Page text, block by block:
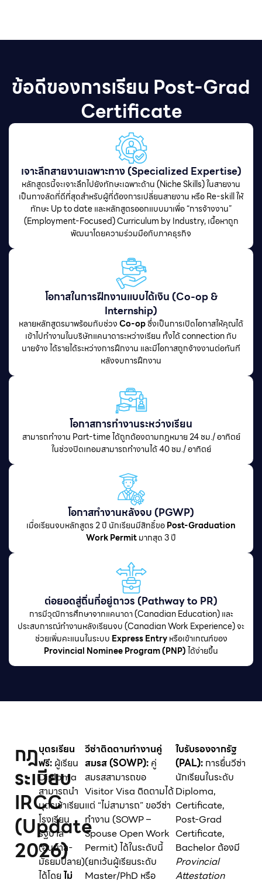
ข้อดีของการเรียน Post-Grad
Certificate
เจาะลึกสายงานเฉพาะทาง (Specialized Expertise)
หลักสูตรนี้จะเจาะลึกไปยังทักษะเฉพาะด้าน (Niche Skills) ในสายงาน
เป็นทางลัดที่ดีที่สุดสำหรับผู้ที่ต้องการเปลี่ยนสายงาน หรือ Re-skill ให้
ทักษะ Up to date และหลักสูตรออกแบบมาเพื่อ “การจ้างงาน”
(Employment-Focused) Curriculum by Industry, เนื้อหาถูก
พัฒนาโดยความร่วมมือกับภาคธุรกิจ
โอกาสในการฝึกงานแบบได้เงิน (Co-op &
Internship)
หลายหลักสูตรมาพร้อมกับช่วงCo-opซึ่งเป็นการเปิดโอกาสให้คุณได้
เข้าไปทำงานในบริษัทแคนาดาระหว่างเรียน ทั้งได้ connection กับ
นายจ้าง ได้รายได้ระหว่างการฝึกงาน และมีโอกาสถูกจ้างงานต่อทันที
หลังจบการฝึกงาน
โอกาสการทำงานระหว่างเรียน
สามารถทำงาน Part-time ได้ถูกต้องตามกฎหมาย 24 ชม./ อาทิตย์
ในช่วงปิดเทอมสามารถทำงานได้ 40 ชม./ อาทิตย์
โอกาสทำงานหลังจบ (PGWP)
เมื่อเรียนจบหลักสูตร 2 ปี นักเรียนมีสิทธิ์ขอPost-Graduation
Work Permitมากสุด 3 ปี
ต่อยอดสู่ถิ่นที่อยู่ถาวร (Pathway to PR)
การมีวุฒิการศึกษาจากแคนาดา (Canadian Education) และ
ประสบการณ์ทำงานหลังเรียนจบ (Canadian Work Experience) จะ
ช่วยเพิ่มคะแนนในระบบ Express Entryหรือเข้าเกณฑ์ของ
Provincial Nominee Program (PNP)ได้ง่ายขึ้น
กฎ
ระเบียบ
IRCC
(Update
2026)
บุตรเรียน
ฟรี:ผู้เรียน
Diploma
สามารถนำ
บุตรเข้าเรียน
โรงเรียน
รัฐบาล
(อนุบาล-
มัธยมปลาย)
ได้โดย ไม่
วีซ่าติดตามทำงานคู่
สมรส (SOWP): คู่
สมรสสามารถขอ
Visitor Visa ติดตามได้
แต่ “ไม่สามารถ” ขอวีซ่า
ทำงาน (SOWP –
Spouse Open Work
Permit) ได้ในระดับนี้
(ยกเว้นผู้เรียนระดับ
Master/PhD หรือ
ใบรับรองจากรัฐ
(PAL): การยื่นวีซ่า
นักเรียนในระดับ
Diploma,
Certificate,
Post-Grad
Certificate,
Bachelor ต้องมี
Provincial
Attestation